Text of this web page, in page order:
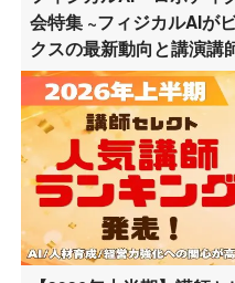
会特集 ~フィジカルAIが
クスの最新動向と講演講